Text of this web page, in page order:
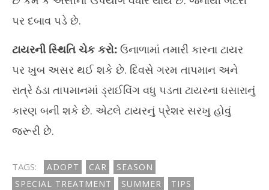
પર દબાવ પડે છે.
ટાયરની સ્થિતિ ચેક કરો: ઉનાળામાં તમારી કારના ટાયર
પર ખુબ અસર થઈ શકે છે. દિવસે ગરમ તાપમાન અને
રાત્રે ઠંડા તાપમાનમાં ડ્રાઈવિંગ વધુ પડતા ટાયરના ઘસારાનું
કારણ બની શકે છે. એટલે ટાયરનું પ્રેશર સરખુ હોવું
જરૂરી છે.
TAGS: ADOPT CAR
SEASON
SPECIAL TREATMENT
SUMMER TIPS